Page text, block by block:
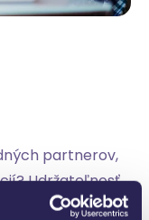
partnerov,
Udržateľnosť
k úsporám,